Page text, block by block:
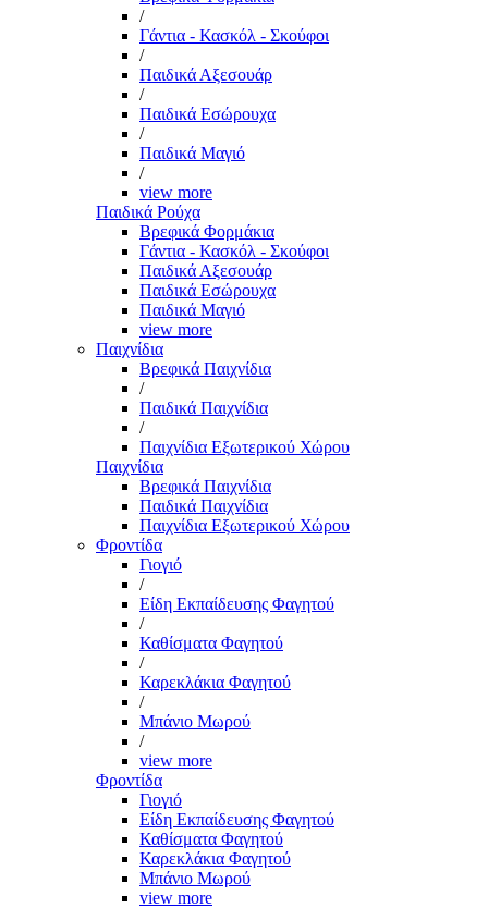
/
Γάντια - Κασκόλ - Σκούφοι
/
Παιδικά Αξεσουάρ
/
Παιδικά Εσώρουχα
/
Παιδικά Μαγιό
/
view more
Παιδικά Ρούχα
Βρεφικά Φορμάκια
Γάντια - Κασκόλ - Σκούφοι
Παιδικά Αξεσουάρ
Παιδικά Εσώρουχα
Παιδικά Μαγιό
view more
Παιχνίδια
Βρεφικά Παιχνίδια
/
Παιδικά Παιχνίδια
/
Παιχνίδια Εξωτερικού Χώρου
Παιχνίδια
Βρεφικά Παιχνίδια
Παιδικά Παιχνίδια
Παιχνίδια Εξωτερικού Χώρου
Φροντίδα
Γιογιό
/
Είδη Εκπαίδευσης Φαγητού
/
Καθίσματα Φαγητού
/
Καρεκλάκια Φαγητού
/
Μπάνιο Μωρού
/
view more
Φροντίδα
Γιογιό
Είδη Εκπαίδευσης Φαγητού
Καθίσματα Φαγητού
Καρεκλάκια Φαγητού
Μπάνιο Μωρού
view more